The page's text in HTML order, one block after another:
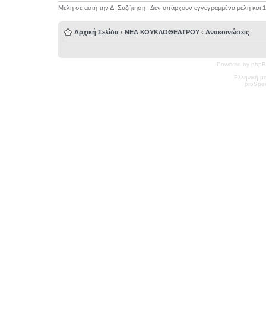
Μέλη σε αυτή την Δ. Συζήτηση : Δεν υπάρχουν εγγεγραμμένα μέλη και
Αρχική Σελίδα ‹ ΝΕΑ ΚΟΥΚΛΟΘΕΑΤΡΟΥ ‹ Ανακοινώσεις
Powered by
Ελληνική
pro